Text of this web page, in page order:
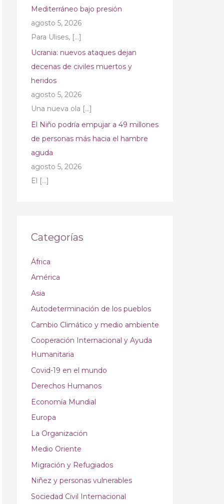
Mediterráneo bajo presión
agosto 5, 2026
Para Ulises, […]
Ucrania: nuevos ataques dejan
decenas de civiles muertos y
heridos
agosto 5, 2026
Una nueva ola […]
El Niño podría empujar a 49 millones
de personas más hacia el hambre
aguda
agosto 5, 2026
El […]
Categorías
África
América
Asia
Autodeterminación de los pueblos
Cambio Climático y medio ambiente
Cooperación Internacional y Ayuda
Humanitaria
Covid-19 en el mundo
Derechos Humanos
Economía Mundial
Europa
La Organización
Medio Oriente
Migración y Refugiados
Niñez y personas vulnerables
Sociedad Civil Internacional